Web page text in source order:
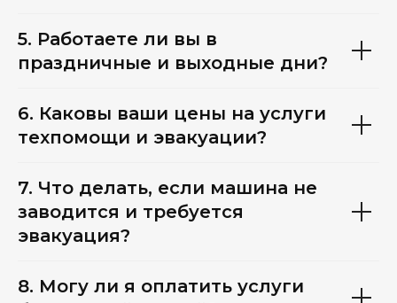
5. Работаете ли вы в
праздничные и выходные дни?
6. Каковы ваши цены на услуги
техпомощи и эвакуации?
7. Что делать, если машина не
заводится и требуется
эвакуация?
8. Могу ли я оплатить услуги